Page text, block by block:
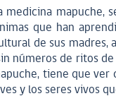
medicina mapuche,
que han
de sus madres,
números de ritos
tiene que ver
y los seres vivos